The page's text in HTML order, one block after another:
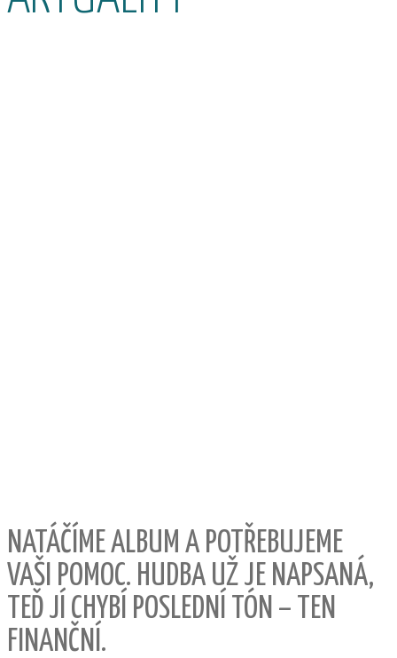
NATÁČÍME ALBUM A POTŘEBUJEME
VAŠI POMOC. HUDBA UŽ JE NAPSANÁ,
TEĎ JÍ CHYBÍ POSLEDNÍ TÓN – TEN
FINANČNÍ.